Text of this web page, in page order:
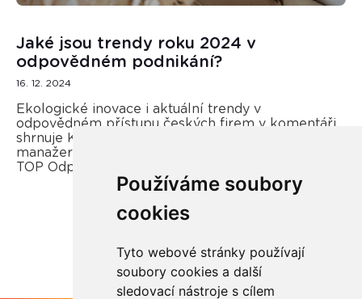
Používáme soubory
cookies
Tyto webové stránky používají
soubory cookies a další
sledovací nástroje s cílem
Jaké jsou trendy roku 2024 v
odpovědném podnikání?
16. 12. 2024
Ekologické inovace i aktuální trendy v
odpovědném přístupu českých firem v komentáři
shrnuje Kateřina Opletal Průchová, regionální
manažerka REMA Systém a porotkyně soutěže
TOP Odpovědná firma.